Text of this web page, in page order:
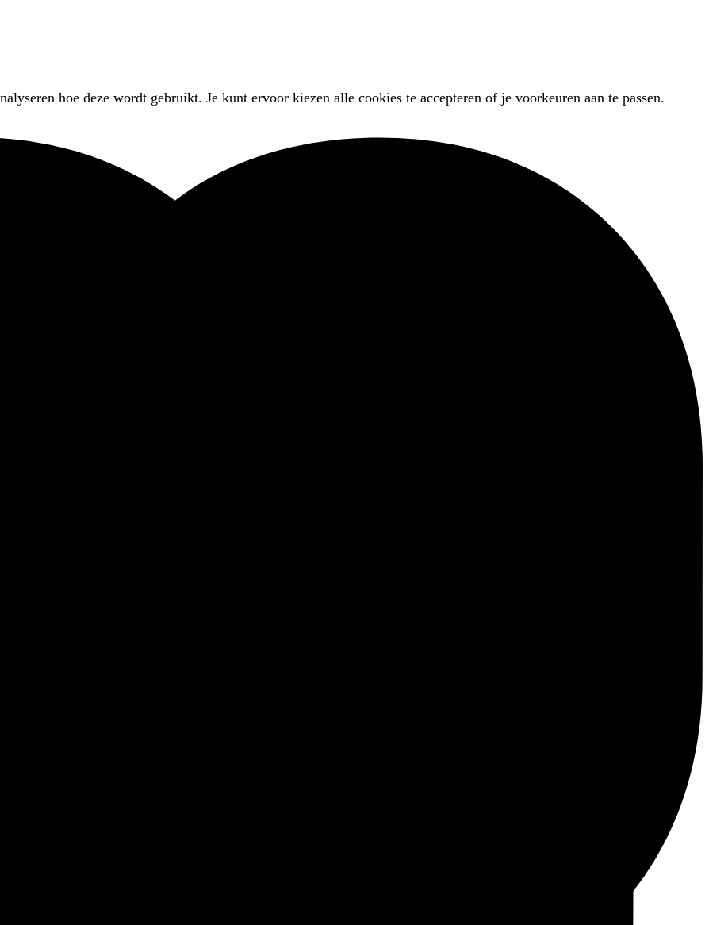
hoe deze wordt gebruikt. Je kunt ervoor kiezen alle cookies te accepteren of je voorkeuren aan te passen.